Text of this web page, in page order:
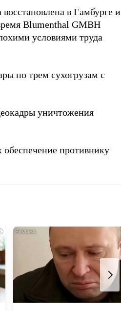
в Гамбурге и
Blumenthal GMBH
условиями труда
по трем сухогрузам с
уничтожения
обеспечение противнику
i